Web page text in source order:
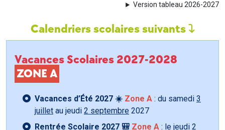
Version tableau 2026-2027
Calendriers scolaires suivants
Vacances Scolaires 2027-2028
ZONE A
Vacances d’Été 2027 ☀️ Zone A : du samedi 3
juillet au jeudi 2 septembre 2027
Rentrée Scolaire 2027 🎒 Zone A : le jeudi 2